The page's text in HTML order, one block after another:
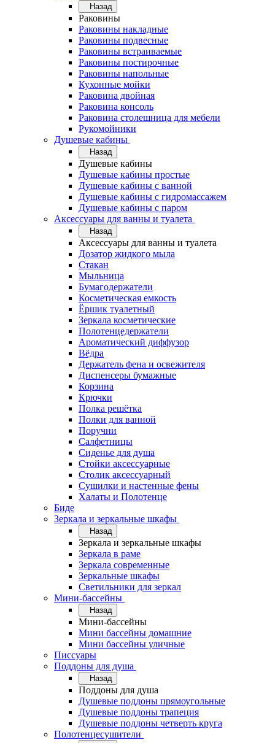
Назад
Раковины
Раковины накладные
Раковины подвесные
Раковины встраиваемые
Раковины постирочные
Раковины напольные
Кухонные мойки
Раковина двойная
Раковина консоль
Раковина столешница для мебели
Рукомойники
Душевые кабины
Назад
Душевые кабины
Душевые кабины простые
Душевые кабины с ванной
Душевые кабины с гидромассажем
Душевые кабины с паром
Аксессуары для ванны и туалета
Назад
Аксессуары для ванны и туалета
Дозатор жидкого мыла
Стакан
Мыльница
Бумагодержатели
Косметическая емкость
Ёршик туалетный
Зеркала косметические
Полотенцедержатели
Ароматический диффузор
Вёдра
Держатель фена и освежителя
Диспенсеры бумажные
Корзина
Крючки
Полка решётка
Полки для ванной
Поручни
Салфетницы
Сиденье для душа
Стойки аксессуарные
Столик аксессуарный
Сушилки и настенные фены
Халаты и Полотенце
Биде
Зеркала и зеркальные шкафы
Назад
Зеркала и зеркальные шкафы
Зеркала в раме
Зеркала современные
Зеркальные шкафы
Светильники для зеркал
Мини-бассейны
Назад
Мини-бассейны
Мини бассейны домашние
Мини бассейны уличные
Писсуары
Поддоны для душа
Назад
Поддоны для душа
Душевые поддоны прямоугольные
Душевые поддоны трапеция
Душевые поддоны четверть круга
Полотенцесушители